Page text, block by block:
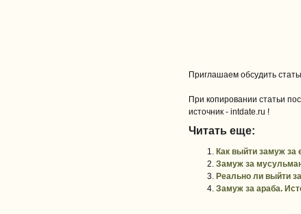
Приглашаем обсудить
При копировании статьи
источник - intdate.ru !
Читать еще:
Как выйти замуж за
Замуж за
Реально ли выйти
Замуж за араба.